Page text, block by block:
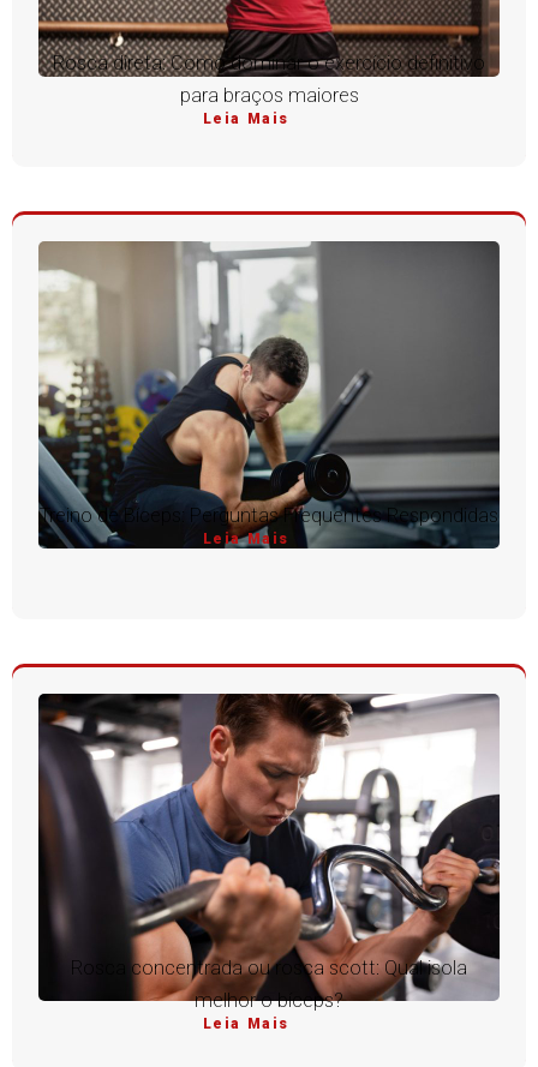
Rosca direta: Como dominar o exercício definitivo
para braços maiores
Leia Mais
Treino de Bíceps: Perguntas Frequentes Respondidas
Leia Mais
Rosca concentrada ou rosca scott: Qual isola
melhor o bíceps?
Leia Mais